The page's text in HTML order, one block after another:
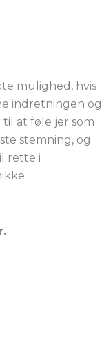
mulighed, hvis
indretningen og
at føle jer som
stemning, og
rette i